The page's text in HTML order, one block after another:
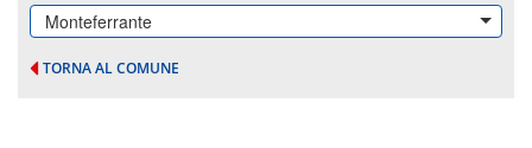
Monteferrante
TORNA AL COMUNE